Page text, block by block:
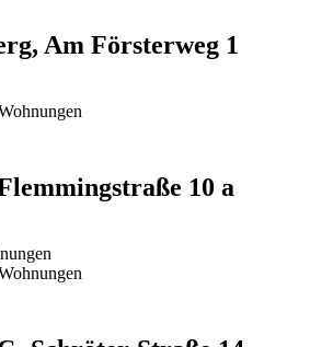
Am Försterweg 1
10 a